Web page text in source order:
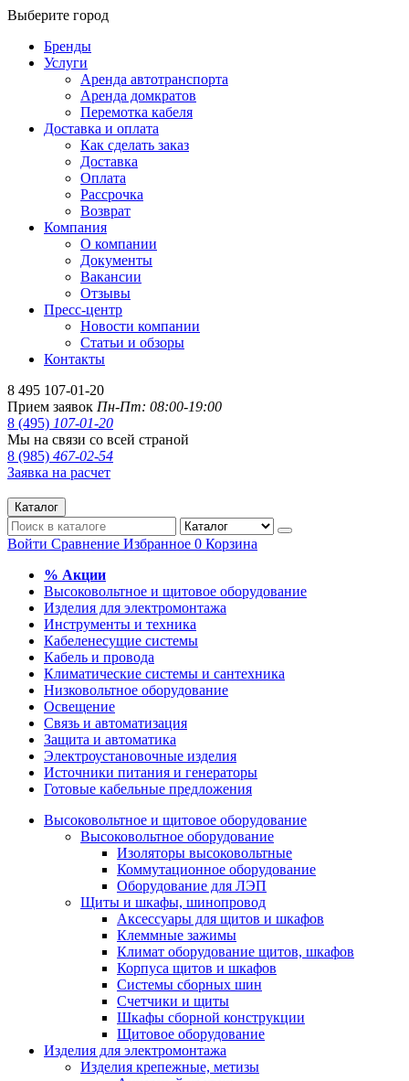
Выберите город
Бренды
Услуги
Аренда автотранспорта
Аренда домкратов
Перемотка кабеля
Доставка и оплата
Как сделать заказ
Доставка
Оплата
Рассрочка
Возврат
Компания
О компании
Документы
Вакансии
Отзывы
Пресс-центр
Новости компании
Статьи и обзоры
Контакты
8 495 107-01-20
Прием заявок Пн-Пт: 08:00-19:00
8 (495) 107-01-20
Мы на связи со всей страной
8 (985) 467-02-54
Заявка на расчет
Каталог
Войти Сравнение Избранное 0 Корзина
% Акции
Высоковольтное и щитовое оборудование
Изделия для электромонтажа
Инструменты и техника
Кабеленесущие системы
Кабель и провода
Климатические системы и сантехника
Низковольтное оборудование
Освещение
Связь и автоматизация
Защита и автоматика
Электроустановочные изделия
Источники питания и генераторы
Готовые кабельные предложения
Высоковольтное и щитовое оборудование
Высоковольтное оборудование
Изоляторы высоковольтные
Коммутационное оборудование
Оборудование для ЛЭП
Щиты и шкафы, шинопровод
Аксессуары для щитов и шкафов
Клеммные зажимы
Климат оборудование щитов, шкафов
Корпуса щитов и шкафов
Системы сборных шин
Счетчики и щиты
Шкафы сборной конструкции
Щитовое оборудование
Изделия для электромонтажа
Изделия крепежные, метизы